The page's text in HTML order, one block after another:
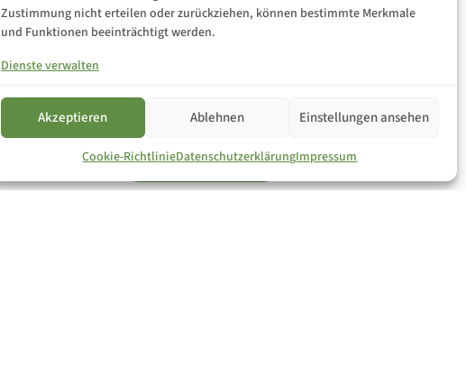
Zustimmung nicht erteilen oder zurückziehen, können bestimmte Merkmale
und Funktionen beeinträchtigt werden.
Dienste verwalten
Akzeptieren Ablehnen Einstellungen ansehen
Cookie-RichtlinieDatenschutzerklärungImpressum
FERNWARTUNG